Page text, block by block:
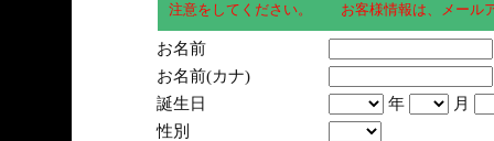
注意をしてください。 お客様情報は、メール
お名前
お名前(カナ)
誕生日
年
月
性別